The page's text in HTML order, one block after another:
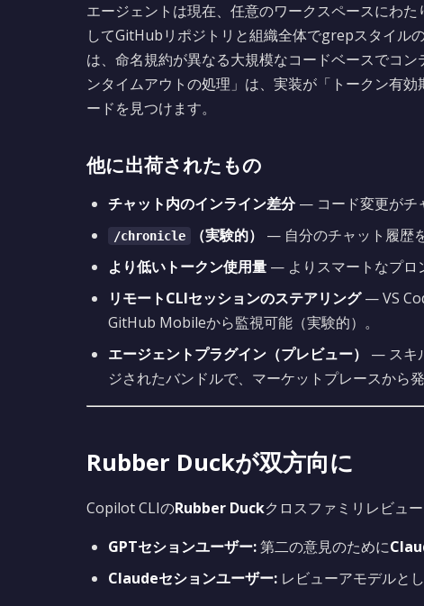
エージェントは現在、任意のワークスペースにわ
してGitHubリポジトリと組織全体でgrepスタイル
は、命名規約が異なる大規模なコードベースでコ
ンタイムアウトの処理」は、実装が「トークン有
ードを見つけます。
他に出荷されたもの
チャット内のインライン差分— コード変更がチ
/chronicle （実験的）
— 自分のチャット履歴
より低いトークン使用量 — よりスマートなプロ
リモートCLIセッションのステアリング— VS
GitHub Mobileから監視可能（実験的）。
エージェントプラグイン（プレビュー）
— スキ
ジされたバンドルで、マーケットプレースから
Rubber Duckが双方向に
Copilot CLIのRubber Duckクロスファミリレビュ
GPTセションユーザー:第二の意見のために
Claudeセションユーザー: レビューアモデルと